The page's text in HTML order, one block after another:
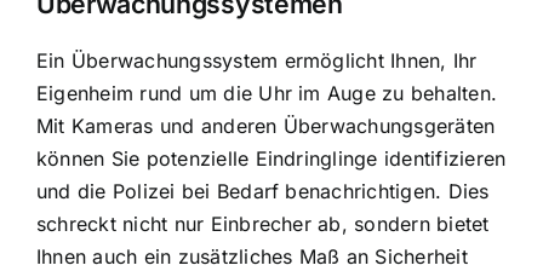
Ein Überwachungssystem ermöglicht Ihnen, Ihr
Eigenheim rund um die Uhr im Auge zu behalten.
Mit Kameras und anderen Überwachungsgeräten
können Sie potenzielle Eindringlinge identifizieren
und die Polizei bei Bedarf benachrichtigen. Dies
schreckt nicht nur Einbrecher ab, sondern bietet
Ihnen auch ein zusätzliches Maß an Sicherheit